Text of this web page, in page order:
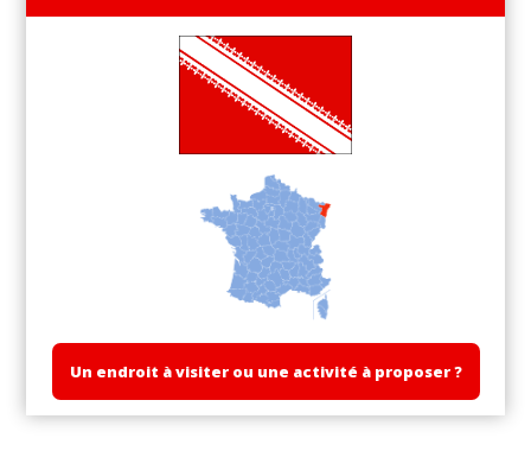
Un endroit à visiter ou une activité à proposer ?